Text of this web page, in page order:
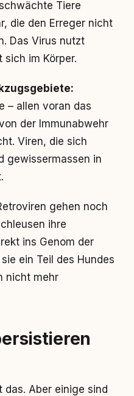
Tiere
die den Erreger nicht
Das Virus nutzt
sich im Körper.
– allen voran das
der Immunabwehr
Viren, die sich
gewissermassen in
gehen noch
ihre
ins Genom der
ein Teil des Hundes
nicht mehr
das. Aber einige sind